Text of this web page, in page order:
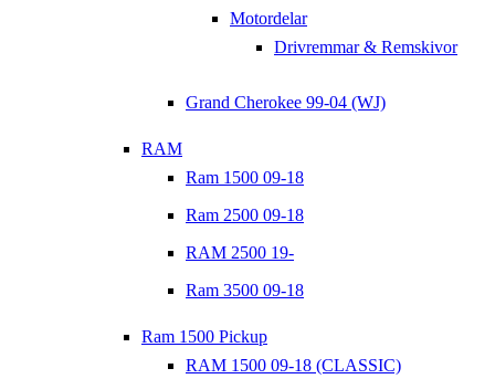
Motordelar
Drivremmar & Remskivor
Grand Cherokee 99-04 (WJ)
RAM
Ram 1500 09-18
Ram 2500 09-18
RAM 2500 19-
Ram 3500 09-18
Ram 1500 Pickup
RAM 1500 09-18 (CLASSIC)